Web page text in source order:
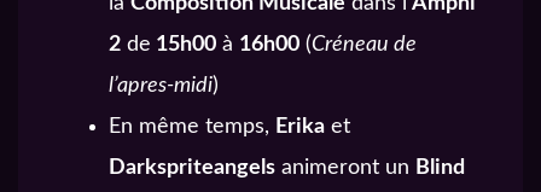
2 de 15h00 à 16h00 (Créneau de
l’apres-midi)
En même temps, Erika et
Darkspriteangels animeront un Blind